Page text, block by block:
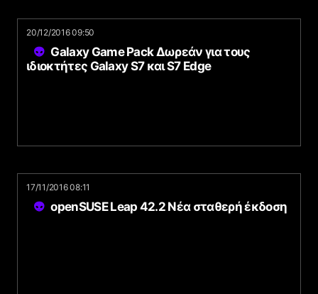
20/12/2016 09:50
Galaxy Game Pack Δωρεάν για τους
ιδιοκτήτες Galaxy S7 και S7 Edge
17/11/2016 08:11
openSUSE Leap 42.2 Νέα σταθερή έκδοση